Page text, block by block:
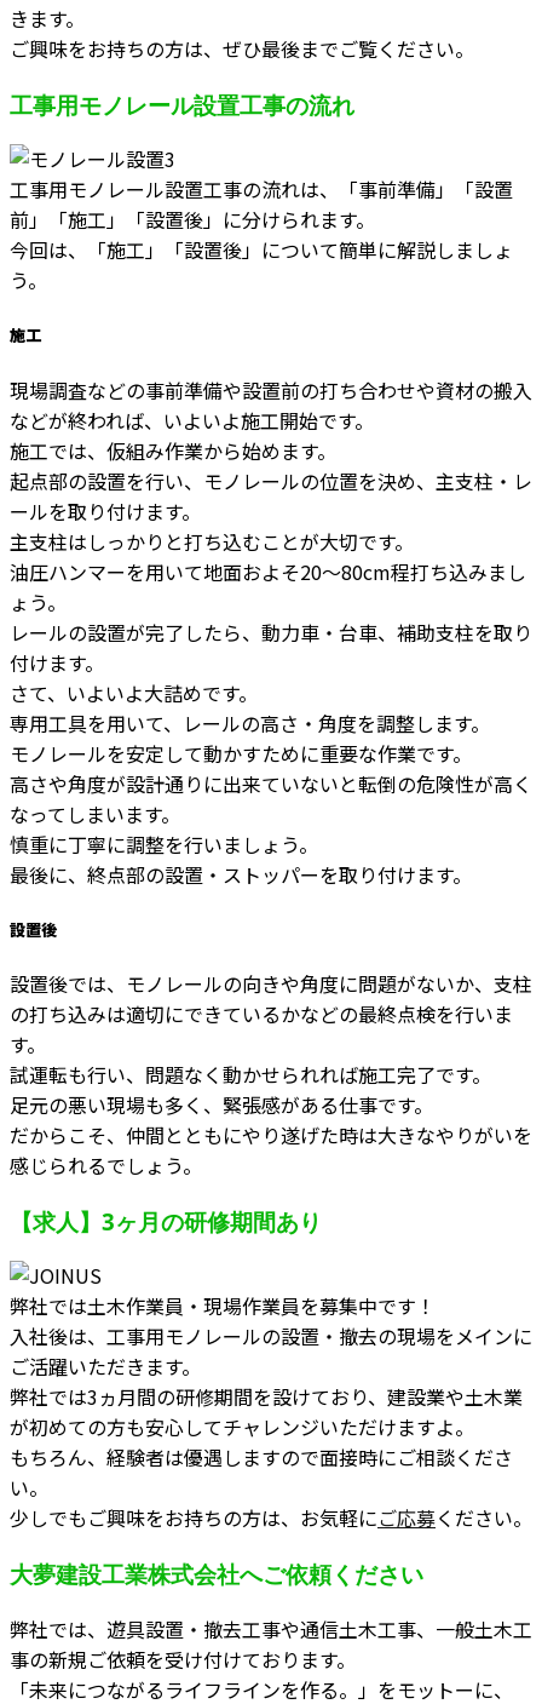
きます。
ご興味をお持ちの方は、ぜひ最後までご覧ください。
工事用モノレール設置工事の流れ
工事用モノレール設置工事の流れは、「事前準備」「設置
前」「施工」「設置後」に分けられます。
今回は、「施工」「設置後」について簡単に解説しましょ
う。
施工
現場調査などの事前準備や設置前の打ち合わせや資材の搬入
などが終われば、いよいよ施工開始です。
施工では、仮組み作業から始めます。
起点部の設置を行い、モノレールの位置を決め、主支柱・レ
ールを取り付けます。
主支柱はしっかりと打ち込むことが大切です。
油圧ハンマーを用いて地面およそ20～80cm程打ち込みまし
ょう。
レールの設置が完了したら、動力車・台車、補助支柱を取り
付けます。
さて、いよいよ大詰めです。
専用工具を用いて、レールの高さ・角度を調整します。
モノレールを安定して動かすために重要な作業です。
高さや角度が設計通りに出来ていないと転倒の危険性が高く
なってしまいます。
慎重に丁寧に調整を行いましょう。
最後に、終点部の設置・ストッパーを取り付けます。
設置後
設置後では、モノレールの向きや角度に問題がないか、支柱
の打ち込みは適切にできているかなどの最終点検を行いま
す。
試運転も行い、問題なく動かせられれば施工完了です。
足元の悪い現場も多く、緊張感がある仕事です。
だからこそ、仲間とともにやり遂げた時は大きなやりがいを
感じられるでしょう。
【求人】3ヶ月の研修期間あり
弊社では土木作業員・現場作業員を募集中です！
入社後は、工事用モノレールの設置・撤去の現場をメインに
ご活躍いただきます。
弊社では3ヵ月間の研修期間を設けており、建設業や土木業
が初めての方も安心してチャレンジいただけますよ。
もちろん、経験者は優遇しますので面接時にご相談くださ
い。
少しでもご興味をお持ちの方は、お気軽にご応募ください。
大夢建設工業株式会社へご依頼ください
弊社では、遊具設置・撤去工事や通信土木工事、一般土木工
事の新規ご依頼を受け付けております。
「未来につながるライフラインを作る。」をモットーに、